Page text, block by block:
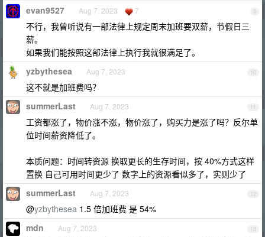
9
evan9527 Aug 7, 2023 7
不行，我曾听说有一部法律上规定周末加班要双薪，节假日三
薪。
如果我们能按照这部法律上执行我就很满足了。
10
yzbythesea Aug 7, 2023
这不就是加班费吗？
11
summerLast Aug 7, 2023
工资都涨了，物价涨不涨，物价涨了，购买力是涨了吗？反尔单
位时间薪资降低了。
本质问题：时间转资源 换取更长的生存时间，按 40%方式这样
置换 自己可用时间更少了 数字上的资源看似多了，实则少了
12
summerLast Aug 7, 2023
@yzbythesea 1.5 倍加班费 是 54%
13
mdn Aug 7, 2023